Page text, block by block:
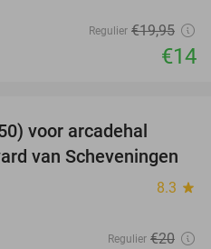
Regulier €19,95
€14
voor arcadehal
van Scheveningen
8.3 star
Regulier €20